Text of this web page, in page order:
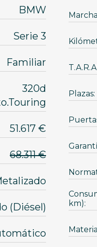
BMW
Serie 3
Familiar
320d
51.617 €
68.311 €
Metalizado
(Diésel)
Plazas:
km):